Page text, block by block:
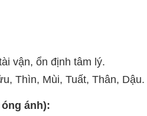
vận, ổn định tâm lý.
Thìn, Mùi, Tuất, Thân, Dậu.
ánh):